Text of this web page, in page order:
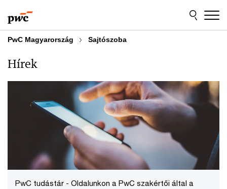
to
content
to
footer
PwC Magyarország Sajtószoba
Hírek
PwC tudástár - Oldalunkon a PwC szakértői által a